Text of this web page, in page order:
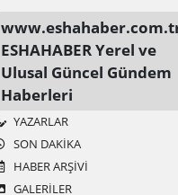
ESHAHABER Yerel ve
Ulusal Güncel Gündem
Haberleri
YAZARLAR
SON DAKIKA
HABER ARŞIVI
GALERİLER